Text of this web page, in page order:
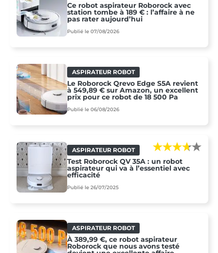
Ce robot aspirateur Roborock avec
station tombe à 189 € : l’affaire à ne
pas rater aujourd’hui
Publié le 07/08/2026
ASPIRATEUR ROBOT
Le Roborock Qrevo Edge S5A revient
à 549,89 € sur Amazon, un excellent
prix pour ce robot de 18 500 Pa
Publié le 06/08/2026
ASPIRATEUR ROBOT
Test Roborock QV 35A : un robot
aspirateur qui va à l’essentiel avec
efficacité
Publié le 26/07/2025
ASPIRATEUR ROBOT
À 389,99 €, ce robot aspirateur
Roborock que nous avons testé